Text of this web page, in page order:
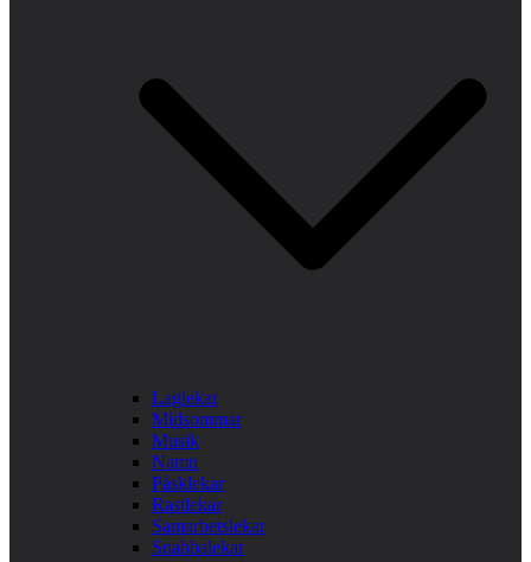
Laglekar
Midsommar
Musik
Namn
Påsklekar
Rastlekar
Samarbetslekar
Snabbalekar